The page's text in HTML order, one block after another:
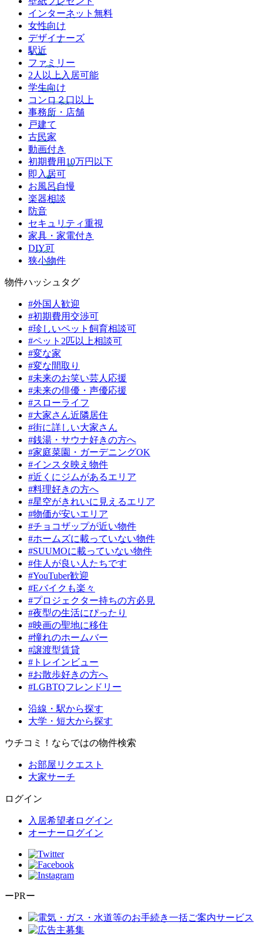
インターネット無料
女性向け
デザイナーズ
駅近
ファミリー
2人以上入居可能
学生向け
コンロ２口以上
事務所・店舗
戸建て
古民家
動画付き
初期費用10万円以下
即入居可
お風呂自慢
楽器相談
防音
セキュリティ重視
家具・家電付き
DIY可
狭小物件
物件ハッシュタグ
#外国人歓迎
#初期費用交渉可
#珍しいペット飼育相談可
#ペット2匹以上相談可
#変な家
#変な間取り
#未来のお笑い芸人応援
#未来の俳優・声優応援
#スローライフ
#大家さん近隣居住
#街に詳しい大家さん
#銭湯・サウナ好きの方へ
#家庭菜園・ガーデニングOK
#インスタ映え物件
#近くにジムがあるエリア
#料理好きの方へ
#星空がきれいに見えるエリア
#物価が安いエリア
#チョコザップが近い物件
#ホームズに載っていない物件
#SUUMOに載っていない物件
#住人が良い人たちです
#YouTuber歓迎
#Eバイクも楽々
#プロジェクター持ちの方必見
#夜型の生活にぴったり
#映画の聖地に移住
#憧れのホームバー
#譲渡型賃貸
#トレインビュー
#お散歩好きの方へ
#LGBTQフレンドリー
沿線・駅から探す
大学・短大から探す
ウチコミ！ならではの物件検索
お部屋リクエスト
大家サーチ
ログイン
入居希望者ログイン
オーナーログイン
ーPRー